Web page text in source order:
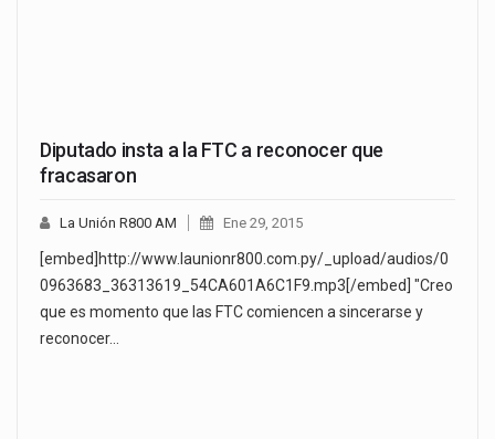
Diputado insta a la FTC a reconocer que
fracasaron
La Unión R800 AM Ene 29, 2015
[embed]http://www.launionr800.com.py/_upload/audios/0
0963683_36313619_54CA601A6C1F9.mp3[/embed] "Creo
que es momento que las FTC comiencen a sincerarse y
reconocer…